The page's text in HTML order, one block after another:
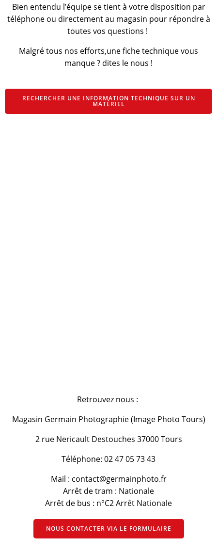
Bien entendu l’équipe se tient à votre disposition par
téléphone ou directement au magasin pour répondre à
toutes vos questions !
Malgré tous nos efforts,une fiche technique vous
manque ? dites le nous !
RECHERCHER UNE INFORMATION TECHNIQUE SUR UN
MATÉRIEL
Retrouvez nous :
Magasin Germain Photographie (Image Photo Tours)
2 rue Nericault Destouches 37000 Tours
Téléphone: 02 47 05 73 43
Mail : contact@germainphoto.fr
Arrêt de tram : Nationale
Arrêt de bus : n°C2 Arrêt Nationale
NOUS CONTACTER VIA LE FORMULAIRE